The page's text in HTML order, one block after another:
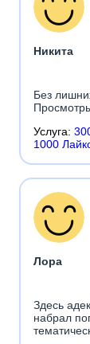
Никита
Без
Услуга:
1000
Лора
Здесь
набрал